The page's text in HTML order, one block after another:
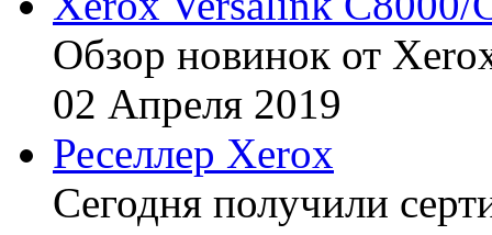
Обзор новинок от
02 Апреля 2019
Реселлер Xerox
Сегодня получили